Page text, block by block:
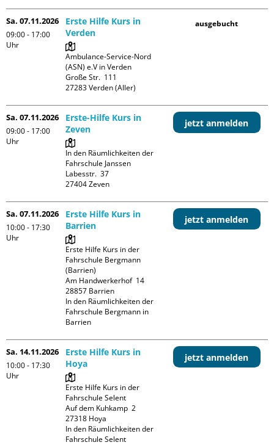
Sa. 07.11.2026
09:00 - 17:00
Uhr
Erste Hilfe Kurs in
Verden
Ambulance-Service-Nord
(ASN) e.V in Verden
Große Str.  111
ausgebucht
Sa. 07.11.2026
09:00 - 17:00
Uhr
Erste-Hilfe Kurs in
Zeven
In den Räumlichkeiten der
Fahrschule Janssen
Labesstr.  37
jetzt anmelden
Sa. 07.11.2026
10:00 - 17:30
Uhr
Erste Hilfe Kurs in
Barrien
Erste Hilfe Kurs in der
Fahrschule Bergmann
(Barrien)
Am Handwerkerhof  14
28857 Barrien
In den Räumlichkeiten der
Fahrschule Bergmann in
Barrien
jetzt anmelden
Sa. 14.11.2026
10:00 - 17:30
Uhr
Erste Hilfe Kurs in
Hoya
Erste Hilfe Kurs in der
Fahrschule Selent
Auf dem Kuhkamp  2
27318 Hoya
In den Räumlichkeiten der
Fahrschule Selent
jetzt anmelden